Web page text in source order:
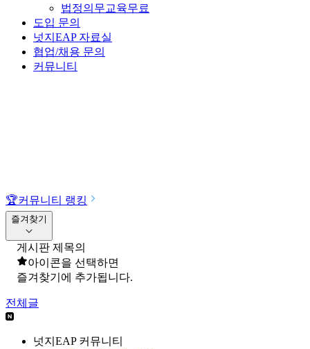
법정의무교육무료
도입 문의
넛지EAP 자료실
협업/채용 문의
커뮤니티
🏆커뮤니티 랭킹
즐겨찾기
게시판 제목의
아이콘을 선택하면
즐겨찾기에 추가됩니다.
전체글
넛지EAP 커뮤니티